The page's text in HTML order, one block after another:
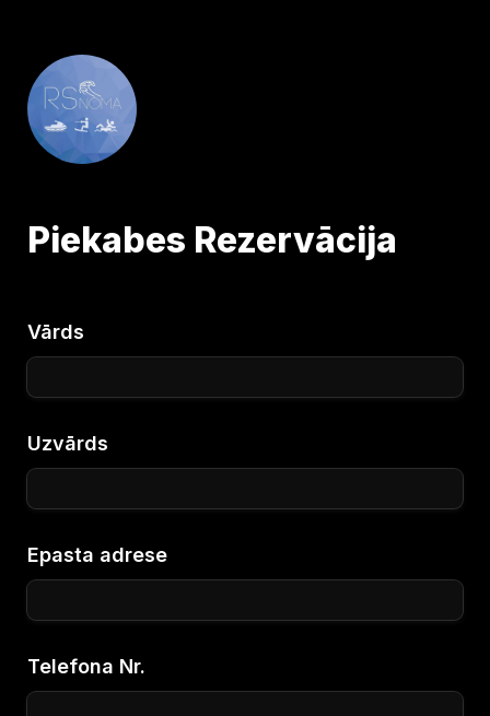
Piekabes Rezervācija
Vārds
Uzvārds
Epasta adrese
Telefona Nr.